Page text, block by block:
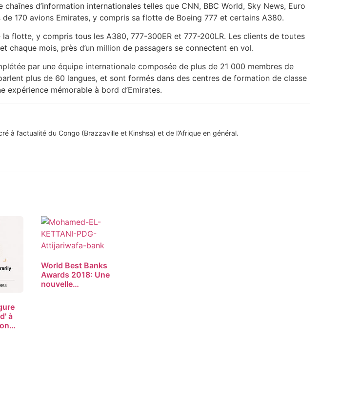
d’information internationales telles que CNN, BBC World, Sky News, Euro
170 avions Emirates, y compris sa flotte de Boeing 777 et certains A380.
flotte, y compris tous les A380, 777-300ER et 777-200LR. Les clients de toutes
mois, près d’un million de passagers se connectent en vol.
par une équipe internationale composée de plus de 21 000 membres de
plus de 60 langues, et sont formés dans des centres de formation de classe
mémorable à bord d’Emirates.
à l’actualité du Congo (Brazzaville et Kinshsa) et de l’Afrique en général.
à
World Best Banks
Awards 2018: Une
nouvelle…